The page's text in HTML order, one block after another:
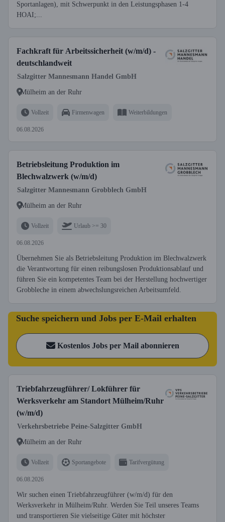
Sportanlagen), mit Schwerpunkt in den Leistungsphasen 1-4
HOAI;...
Fachkraft für Arbeitssicherheit (w/m/d) -
deutschlandweit
Salzgitter Mannesmann Handel GmbH
Mülheim an der Ruhr
Vollzeit Firmenwagen Weiterbildungen
06.08.2026
Betriebsleitung Produktion im
Blechwalzwerk (w/m/d)
Salzgitter Mannesmann Grobblech GmbH
Mülheim an der Ruhr
Vollzeit Urlaub >= 30
06.08.2026
Übernehmen Sie als Betriebsleitung Produktion im Blechwalzwerk
die Verantwortung für einen reibungslosen Produktionsablauf und
führen Sie ein kompetentes Team bei der Herstellung hochwertiger
Grobbleche in einem abwechslungsreichen Arbeitsumfeld.
Suche speichern und Jobs per E-Mail erhalten
Kostenlos Jobs per Mail abonnieren
Triebfahrzeugführer/ Lokführer für
Werksverkehr am Standort Mülheim/Ruhr
(w/m/d)
Verkehrsbetriebe Peine-Salzgitter GmbH
Mülheim an der Ruhr
Vollzeit Sportangebote Tarifvergütung
06.08.2026
Wir suchen einen Triebfahrzeugführer (w/m/d) für den
Werksverkehr in Mülheim/Ruhr. Werden Sie Teil unseres Teams
und transportieren Sie vielseitige Güter mit höchster